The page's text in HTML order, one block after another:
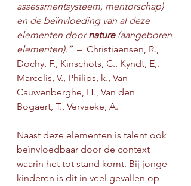
assessmentsysteem, mentorschap)
en de beïnvloeding van al deze
elementen door nature (aangeboren
elementen).”
  –  Christiaensen, R.,
Dochy, F., Kinschots, C., Kyndt, E,.
Marcelis, V., Philips, k., Van
Cauwenberghe, H., Van den
Bogaert, T., Vervaeke, A.
Naast deze elementen is talent ook
beïnvloedbaar door de context
waarin het tot stand komt. Bij jonge
kinderen is dit in veel gevallen op